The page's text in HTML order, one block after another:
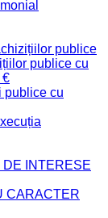
publice
publice cu
€
publice cu
DE INTERESE
CARACTER